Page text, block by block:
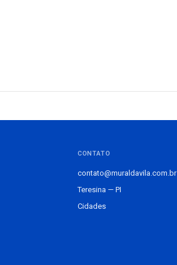
CONTATO
contato@muraldavila.com.br
Teresina — PI
Cidades